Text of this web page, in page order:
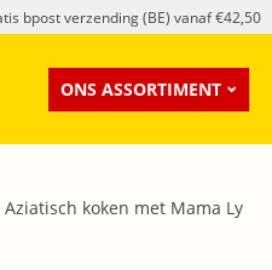
bpost verzending (BE) vanaf €42,50
ONS ASSORTIMENT
Aziatisch koken met Mama Ly